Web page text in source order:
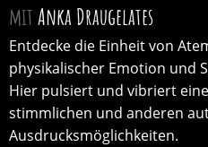
mitAnka Draugelates
Entdecke die Einheit von
physikalischer Emotion und
Hier pulsiert und vibriert
stimmlichen und anderen
Ausdrucksmöglichkeiten.